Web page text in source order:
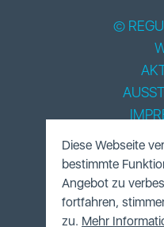
©
Diese Webseite
bestimmte
Angebot zu
fortfahren,
zu. Mehr